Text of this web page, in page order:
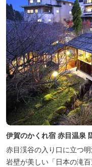
伊賀のかくれ宿 赤目温泉
赤目渓谷の入り口に立つ
岩壁が美しい「日本の滝